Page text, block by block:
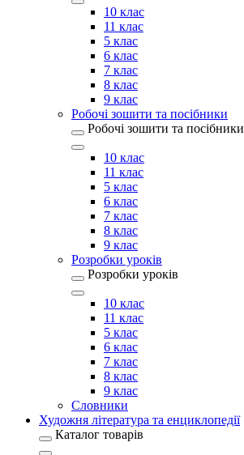
10 клас
11 клас
5 клас
6 клас
7 клас
8 клас
9 клас
Робочі зошити та посібники
Робочі зошити та посібники
10 клас
11 клас
5 клас
6 клас
7 клас
8 клас
9 клас
Розробки уроків
Розробки уроків
10 клас
11 клас
5 клас
6 клас
7 клас
8 клас
9 клас
Словники
Художня література та енциклопедії
Каталог товарів